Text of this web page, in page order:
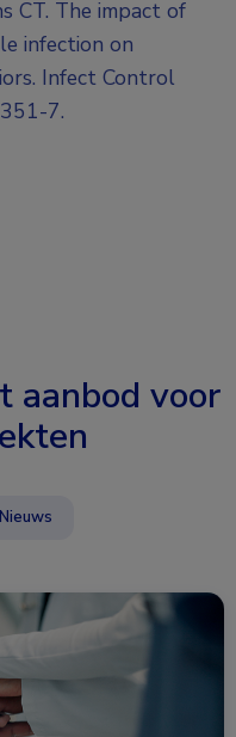
CT. The impact of
infection on
Infect Control
7.
aanbod voor
Nieuws